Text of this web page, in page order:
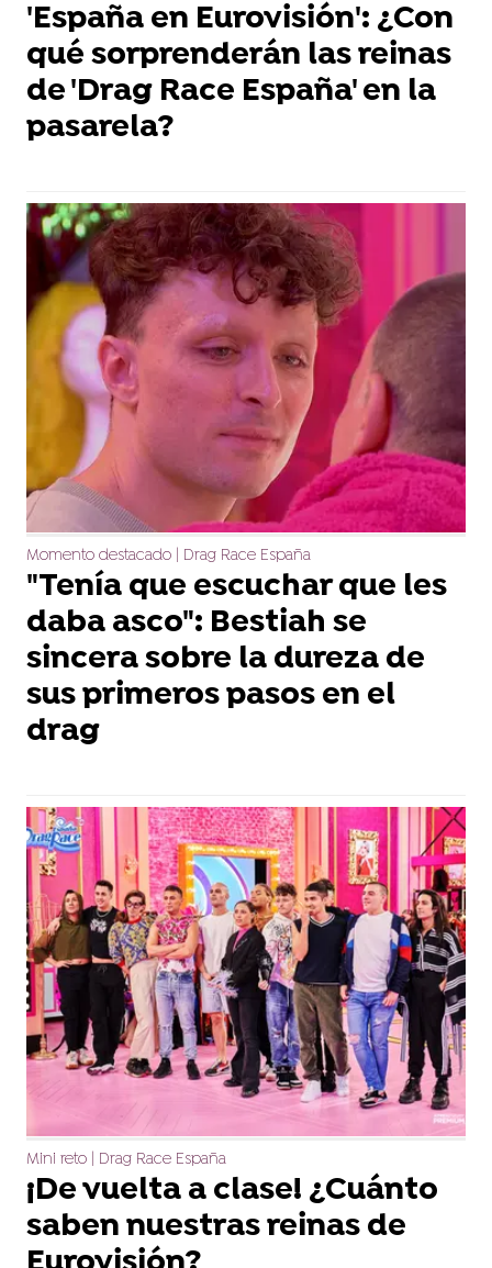
'España en Eurovisión': ¿Con
qué sorprenderán las reinas
de 'Drag Race España' en la
pasarela?
Momento destacado | Drag Race España
"Tenía que escuchar que les
daba asco": Bestiah se
sincera sobre la dureza de
sus primeros pasos en el
drag
Mini reto | Drag Race España
¡De vuelta a clase! ¿Cuánto
saben nuestras reinas de